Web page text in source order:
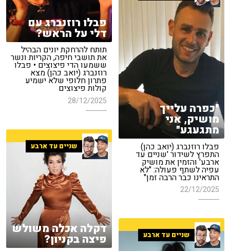
פבלו רוזנברג עם
דלי על הראש?
תותח להרחקת יונים הבהיל
את תושבי חיפה, הקריות ונשר
ששמעו הדי פיצוצים • פבלו
רוזנברג (יואב כהן) מצא
פתרון חלופי שלא ישמיע
קולות פיצוצים
28/12/2025 "כפרה עלייך
מושיק, אני
מתגעגע"
פבלו רוזנברג (יואב כהן)
התפרץ לשידור 'שניים עד
ארבע' והזמין את מושיק
עפיה לשתף פעולה: "לא
התראינו כבר הרבה זמן"
22/12/2025
שניים עד ארבע
דקלה אכלה משולש
פיצה בקניון? שניים עד ארבע